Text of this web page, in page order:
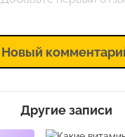
Новый
Другие записи